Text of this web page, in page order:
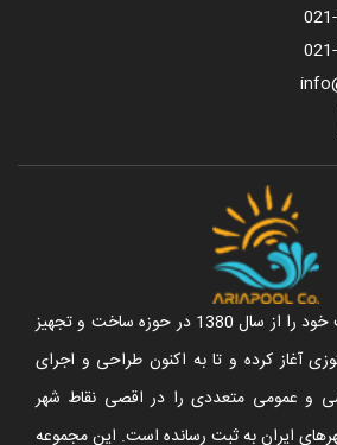
شرکت آریا استخر فعالیت خود را از سال 1380 در حوزه ساخت و تجهیز
آغاز کرده و تا به اکنون طراحی و اجرای
و عمومی متعددی را در اقصی نقاط شهر
ایران به ثبت رسانده است. این مجموعه